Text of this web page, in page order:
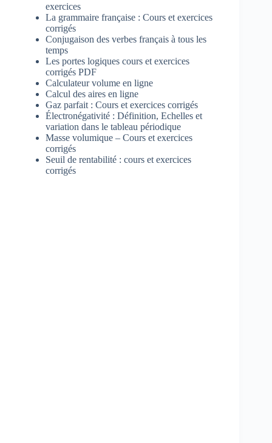
exercices
La grammaire française : Cours et exercices
corrigés
Conjugaison des verbes français à tous les
temps
Les portes logiques cours et exercices
corrigés PDF
Calculateur volume en ligne
Calcul des aires en ligne
Gaz parfait : Cours et exercices corrigés
Électronégativité : Définition, Echelles et
variation dans le tableau périodique
Masse volumique – Cours et exercices
corrigés
Seuil de rentabilité : cours et exercices
corrigés